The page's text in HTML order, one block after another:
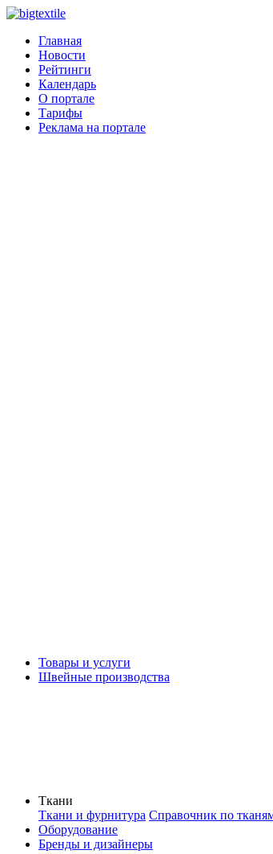
Главная
Новости
Рейтинги
Календарь
О портале
Тарифы
Реклама на портале
Товары и услуги
Швейные производства
Ткани
Ткани и фурнитура Справочник по
Оборудование
Бренды и дизайнеры